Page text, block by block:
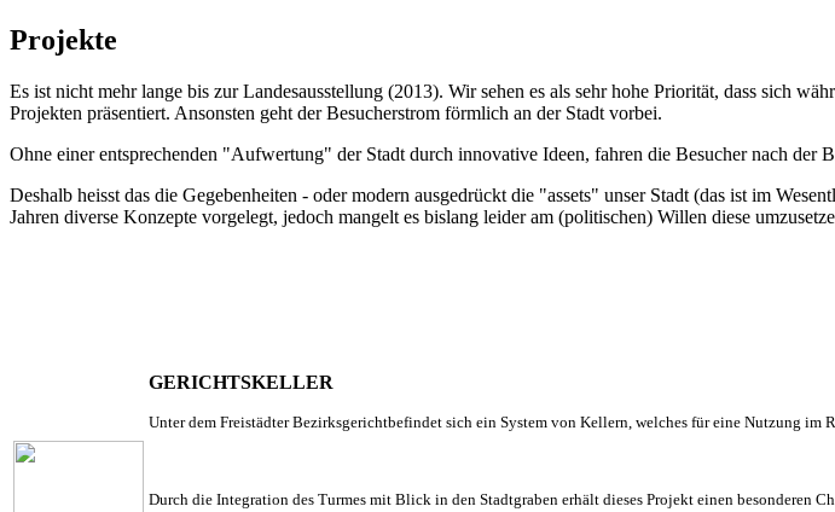
Projekte
Es ist nicht mehr lange bis zur Landesausstellung (2013). Wir sehen es als sehr hohe Priorität, dass sich
Projekten präsentiert. Ansonsten geht der Besucherstrom förmlich an der Stadt vorbei.
Ohne einer entsprechenden "Aufwertung" der Stadt durch innovative Ideen, fahren die Besucher nach der
Deshalb heisst das die Gegebenheiten - oder modern ausgedrückt die "assets" unser Stadt (das ist im
Jahren diverse Konzepte vorgelegt, jedoch mangelt es bislang leider am (politischen) Willen diese
GERICHTSKELLER
Unter dem Freistädter Bezirksgerichtbefindet sich ein System von Kellern, welches für eine Nutzung im
Durch die Integration des Turmes mit Blick in den Stadtgraben erhält dieses Projekt einen besonderen